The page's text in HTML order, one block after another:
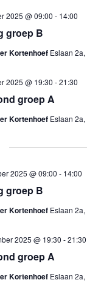
groep B
2025 @ 09:00 - 14:00
Kortenhoef Eslaan
groep A
2025 @ 19:30 -21:30
Kortenhoef Eslaan
groep B
2025 @ 09:00 - 14:00
Kortenhoef Eslaan
groep A
2025 @ 19:30 -21:30
Kortenhoef Eslaan